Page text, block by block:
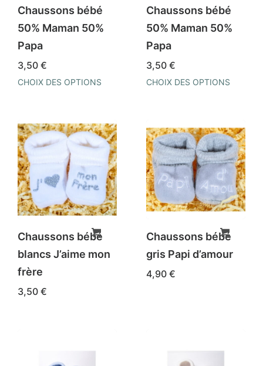
Chaussons bébé
50% Maman 50%
Papa
3,50 €
CHOIX DES OPTIONS
a
plusieurs
variations.
Les
options
peuvent
être
la
page
Chaussons bébé
50% Maman 50%
Papa
3,50 €
CHOIX DES OPTIONS
a
plusieurs
variations.
Les
options
peuvent
être
sur
la
Chaussons bébé
blancs J’aime mon
frère
3,50 €
Chaussons bébé
gris Papi d’amour
4,90 €